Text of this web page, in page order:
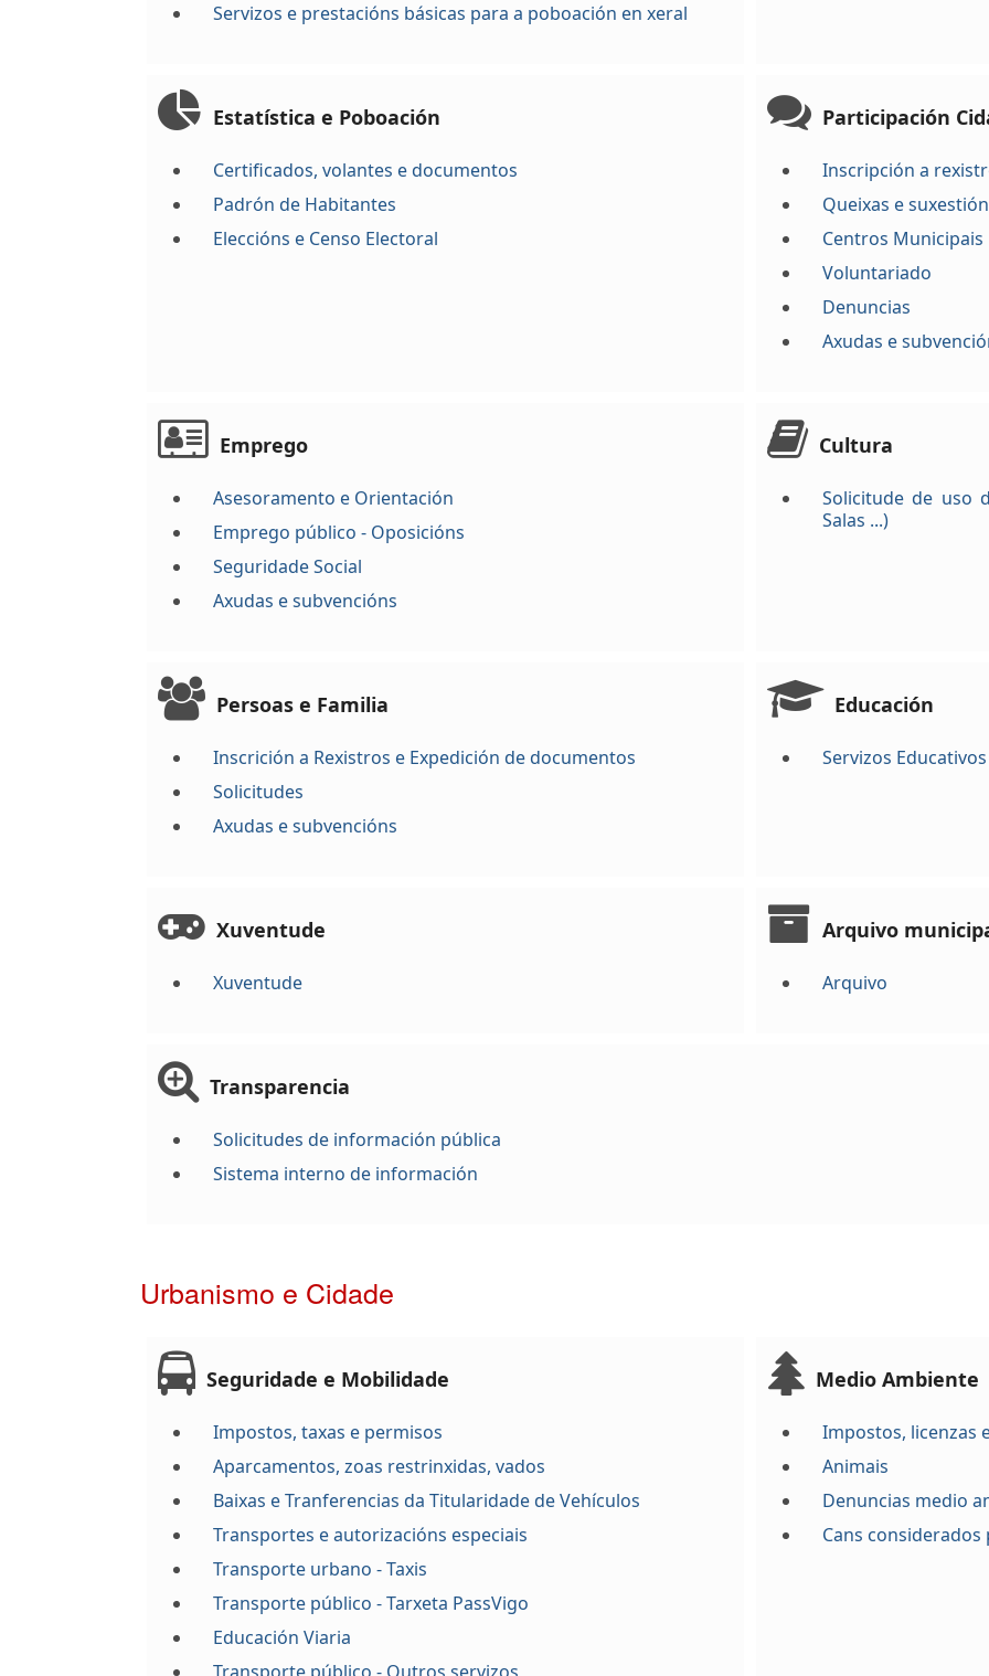
Servizos e prestacións básicas para a poboación en xeral
Estatística e Poboación
Certificados, volantes e documentos
Padrón de Habitantes
Eleccións e Censo Electoral
Participación
Inscripción a
Queixas e
Centros Municipais
Voluntariado
Denuncias
Axudas e
Emprego
Asesoramento e Orientación
Emprego público - Oposicións
Seguridade Social
Axudas e subvencións
Cultura
Solicitude de uso
Salas ...)
Persoas e Familia
Inscrición a Rexistros e Expedición de documentos
Solicitudes
Axudas e subvencións
Educación
Servizos Educativos
Xuventude
Xuventude
Arquivo
Arquivo
Transparencia
Solicitudes de información pública
Sistema interno de información
Urbanismo e Cidade
Seguridade e Mobilidade
Impostos, taxas e permisos
Aparcamentos, zoas restrinxidas, vados
Baixas e Tranferencias da Titularidade de Vehículos
Transportes e autorizacións especiais
Transporte urbano - Taxis
Transporte público - Tarxeta PassVigo
Educación Viaria
Medio Ambiente
Impostos, licenzas
Animais
Denuncias medio
Cans